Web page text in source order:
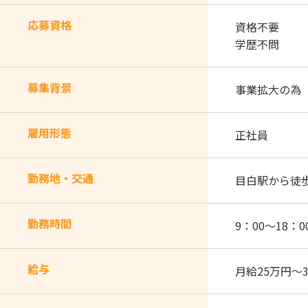
応募資格
資格不要
学歴不問
募集背景 事業拡大の為
雇用形態 正社員
勤務地・交通 目白駅から徒
勤務時間 9：00～18：
給与 月給25万円～